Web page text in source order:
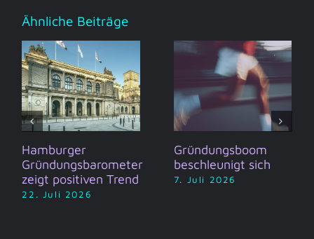
Ähnliche Beiträge
Hamburger
Gründungsbarometer
zeigt positiven Trend
22. Juli 2026
Gründungsboom
beschleunigt sich
7. Juli 2026